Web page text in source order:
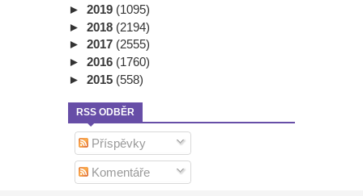
► 2019 (1095)
► 2018 (2194)
► 2017 (2555)
► 2016 (1760)
► 2015 (558)
RSS ODBĚR
Příspěvky
Komentáře